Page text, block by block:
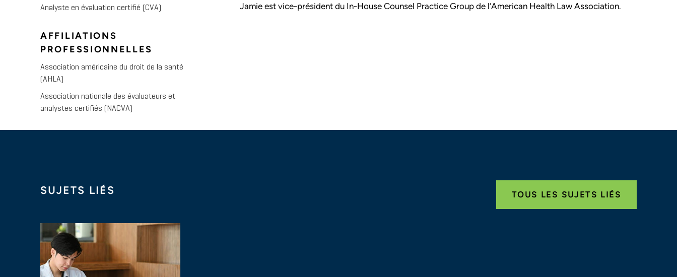
Jamie est vice-président du In-House Counsel Practice Group de l’American Health Law Association.
Analyste en évaluation certifié (CVA)
AFFILIATIONS
PROFESSIONNELLES
Association américaine du droit de la santé
(AHLA)
Association nationale des évaluateurs et
analystes certifiés (NACVA)
SUJETS LIÉS TOUS LES SUJETS LIÉS